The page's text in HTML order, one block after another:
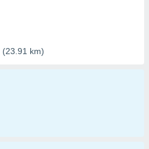
(23.91 km)